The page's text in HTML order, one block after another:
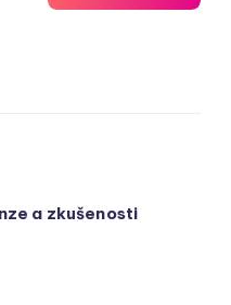
a zkušenosti